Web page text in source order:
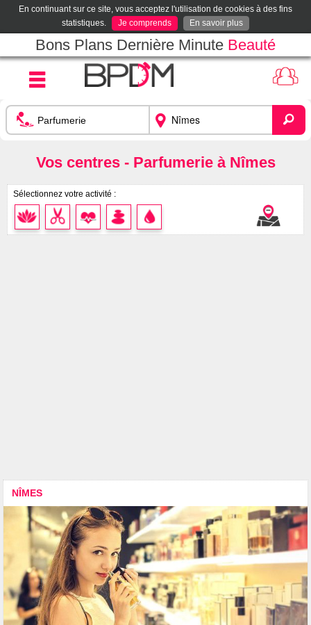
En continuant sur ce site, vous acceptez l'utilisation de cookies à des fins
statistiques.
Je comprends En savoir plus
Bons Plans Dernière Minute Beauté
Vos centres - Parfumerie à Nîmes
Sélectionnez votre activité :
NÎMES